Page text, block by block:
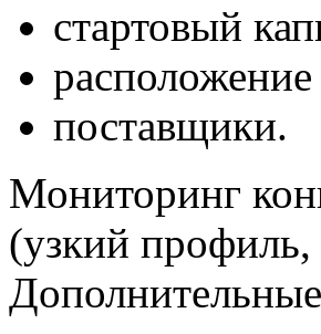
стартовый
поставщики.
Мониторинг
(узкий